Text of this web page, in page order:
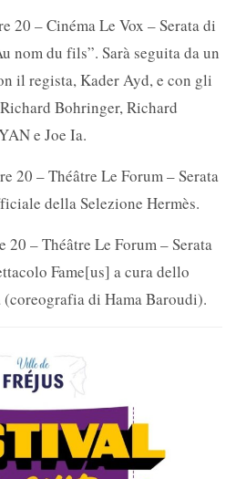
20 – Cinéma Le Vox – Serata di
nom du fils”. Sarà seguita da un
il regista, Kader Ayd, e con gli
Bohringer, Richard
e Joe Ia.
20 – Théâtre Le Forum – Serata
della Selezione Hermès.
20 – Théâtre Le Forum – Serata
Fame[us] a cura dello
di Hama Baroudi).